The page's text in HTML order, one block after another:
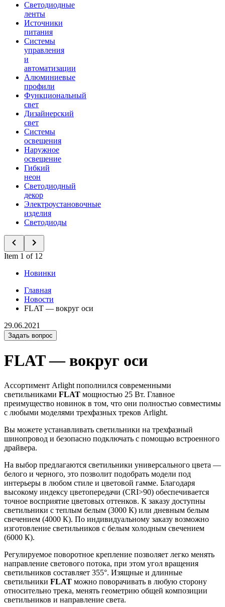
Светодиодные
ленты
Источники
питания
Системы
управления
и
автоматизации
Алюминиевые
профили
Функциональный
свет
Дизайнерский
свет
Системы
освещения
Наружное
освещение
Гибкий
неон
Светодиодный
декор
Электроустановочные
изделия
Светодиоды
Item 1 of 12
Новинки
Главная
Новости
FLAT — вокруг оси
29.06.2021
Задать вопрос
FLAT — вокруг оси
Ассортимент Arlight пополнился современными
светильниками FLAT мощностью 25 Вт. Главное
преимущество новинок в том, что они полностью совместимы
с любыми моделями трехфазных треков Arlight.
Вы можете устанавливать светильники на трехфазный
шинопровод и безопасно подключать с помощью встроенного
драйвера.
На выбор предлагаются светильники универсального цвета —
белого и черного, это позволит подобрать модели под
интерьеры в любом стиле и цветовой гамме. Благодаря
высокому индексу цветопередачи (CRI>90) обеспечивается
точное восприятие цветовых оттенков. К заказу доступны
светильники с теплым белым (3000 К) или дневным белым
свечением (4000 К). По индивидуальному заказу возможно
изготовление светильников с белым холодным свечением
(6000 К).
Регулируемое поворотное крепление позволяет легко менять
направление светового потока, при этом угол вращения
светильников составляет 355°. Изящные и длинные
светильники FLAT можно поворачивать в любую сторону
относительно трека, менять геометрию общей композиции
светильников и направление света.